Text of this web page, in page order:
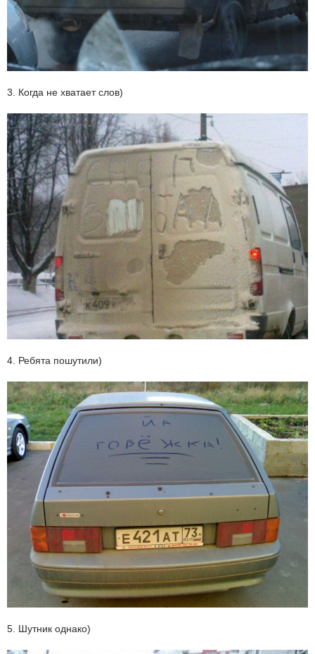
3. Когда не хватает слов)
4. Ребята пошутили)
5. Шутник однако)